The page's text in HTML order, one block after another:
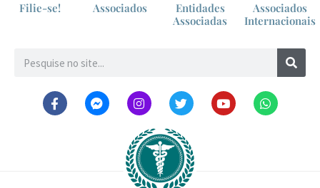
Filie-se! Associados
Entidades
Associadas
Associados
Internacionais